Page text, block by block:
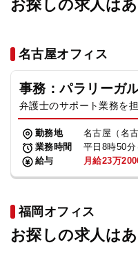
お探しの求人はあ
名古屋オフィス
事務：パラリーガ
弁護士のサポート業務を
勤務地
名古屋（名
業務時間
平日8時50
給与
月給23万
福岡オフィス
お探しの求人はあ